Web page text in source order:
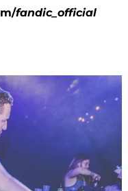
fandic_official